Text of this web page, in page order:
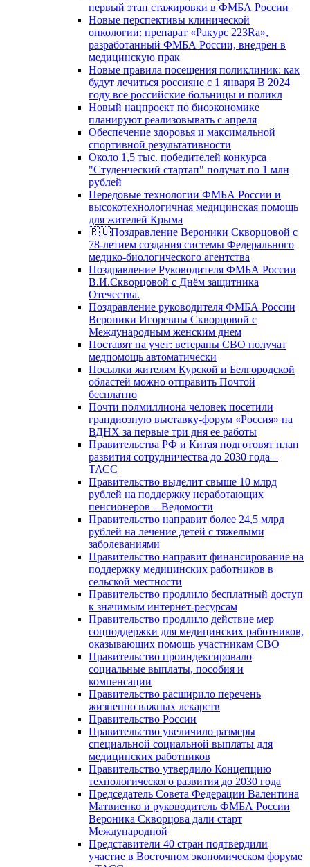
первый этап стажировки в ФМБА России
Новые перспективы клинической
онкологии: препарат «Ракурс 223Ra»,
разработанный ФМБА России, внедрен в
медицинскую прак
Новые правила посещения поликлиник: как
будут лечиться россияне с 1 января В 2024
году все российские больницы и поликл
Новый нацпроект по биоэкономике
планируют реализовывать с апреля
Обеспечение здоровья и максимальной
спортивной результативности
Около 1,5 тыс. победителей конкурса
"Студенческий стартап" получат по 1 млн
рублей
Передовые технологии ФМБА России и
высокотехнологичная медицинская помощь
для жителей Крыма
🇷🇺Поздравление Вероники Скворцовой с
78-летием создания системы Федерального
медико-биологического агентства
Поздравление Руководителя ФМБА России
В.И.Скворцовой с Днём защитника
Отечества.
Поздравление руководителя ФМБА России
Вероники Игоревны Скворцовой с
Международным женским днем
Поставят на учет: ветераны СВО получат
медпомощь автоматически
Посылки жителям Курской и Белгородской
областей можно отправить Почтой
бесплатно
Почти полмиллиона человек посетили
грандиозную выставку-форум «Россия» на
ВДНХ за первые три дня ее работы
Правительства РФ и Китая подготовят план
развития сотрудничества до 2030 года –
ТАСС
Правительство выделит свыше 10 млрд
рублей на поддержку неработающих
пенсионеров – Ведомости
Правительство направит более 24,5 млрд
рублей на лечение детей с тяжелыми
заболеваниями
Правительство направит финансирование на
поддержку медицинских работников в
сельской местности
Правительство продлило бесплатный доступ
к значимым интернет-ресурсам
Правительство продлило действие мер
соцподдержки для медицинских работников,
оказывающих помощь участникам СВО
Правительство проиндексировало
социальные выплаты, пособия и
компенсации
Правительство расширило перечень
жизненно важных лекарств
Правительство России
Правительство увеличило размеры
специальной социальной выплаты для
медицинских работников
Правительство утвердило Концепцию
технологического развития до 2030 года
Председатель Совета Федерации Валентина
Матвиенко и руководитель ФМБА России
Вероника Скворцова дали старт
Международной
Представители 40 стран подтвердили
участие в Восточном экономическом форуме